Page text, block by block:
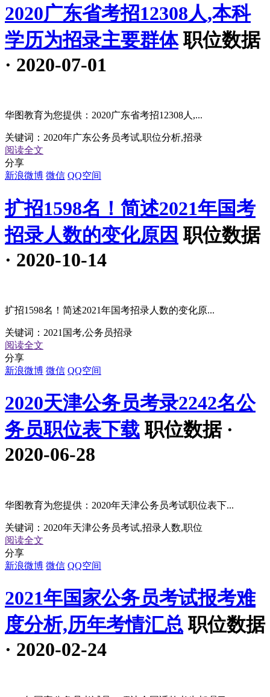
2020广东省考招12308人,本科
学历为招录主要群体 职位数据
· 2020-07-01
华图教育为您提供：2020广东省考招12308人,...
关键词： 2020年广东公务员考试,职位分析,招录
阅读全文
分享
新浪微博 微信 QQ空间
扩招1598名！简述2021年国考
招录人数的变化原因 职位数据
· 2020-10-14
扩招1598名！简述2021年国考招录人数的变化原...
关键词： 2021国考,公务员招录
阅读全文
分享
新浪微博 微信 QQ空间
2020天津公务员考录2242名公
务员职位表下载 职位数据 ·
2020-06-28
华图教育为您提供：2020年天津公务员考试职位表下...
关键词： 2020年天津公务员考试,招录人数,职位
阅读全文
分享
新浪微博 微信 QQ空间
2021年国家公务员考试报考难
度分析,历年考情汇总 职位数据
· 2020-02-24